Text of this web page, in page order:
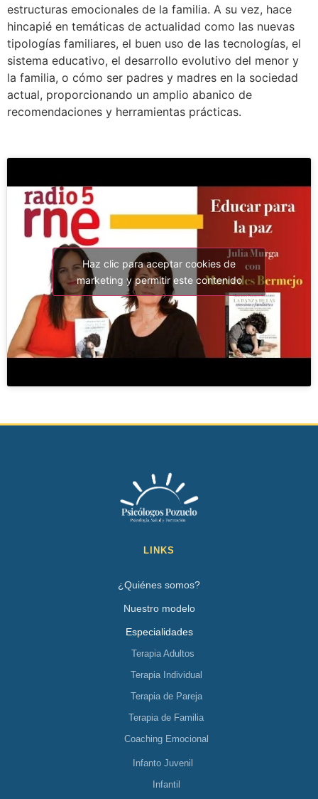
estructuras emocionales de la familia. A su vez, hace
hincapié en temáticas de actualidad como las nuevas
tipologías familiares, el buen uso de las tecnologías, el
sistema educativo, el desarrollo evolutivo del menor y
la familia, o cómo ser padres y madres en la sociedad
actual, proporcionando un amplio abanico de
recomendaciones y herramientas prácticas.
Haz clic para aceptar cookies de
marketing y permitir este contenido
LINKS
¿Quiénes somos?
Nuestro modelo
Especialidades
Terapia Adultos
Terapia Individual
Terapia de Pareja
Terapia de Familia
Coaching Emocional
Infanto Juvenil
Infantil